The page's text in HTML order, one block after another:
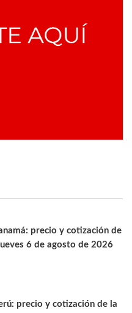
precio y cotización de
6 de agosto de 2026
precio y cotización de la